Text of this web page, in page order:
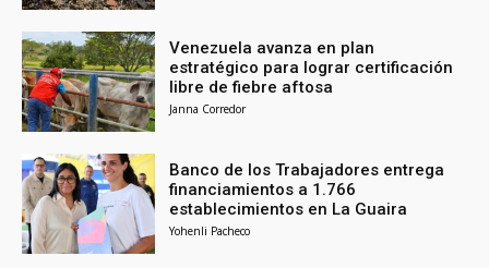
Venezuela avanza en plan
estratégico para lograr certificación
libre de fiebre aftosa
Janna Corredor
Banco de los Trabajadores entrega
financiamientos a 1.766
establecimientos en La Guaira
Yohenli Pacheco